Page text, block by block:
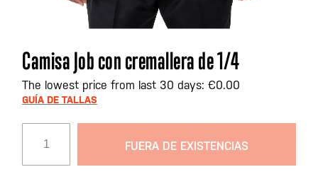
Saltar
al
comienzo
de
imágenes
Camisa Job con cremallera de 1/4
The lowest price from last 30 days: €0.00
GUÍA DE TALLAS
FUERA DE EXISTENCIAS